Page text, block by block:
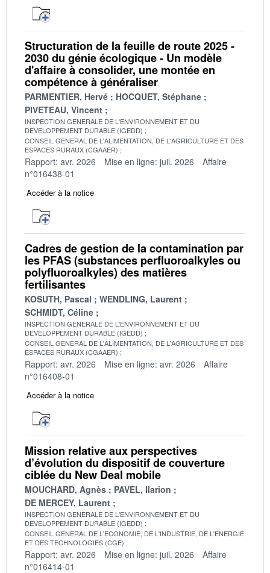
Structuration de la feuille de route 2025 -
2030 du génie écologique - Un modèle
d'affaire à consolider, une montée en
compétence à généraliser
PARMENTIER, Hervé
HOCQUET, Stéphane
PIVETEAU, Vincent
INSPECTION GENERALE DE L'ENVIRONNEMENT ET DU
DEVELOPPEMENT DURABLE (IGEDD)
CONSEIL GENERAL DE L'ALIMENTATION, DE L'AGRICULTURE ET DES
ESPACES RURAUX (CGAAER)
Rapport: avr. 2026 Mise en ligne: juil. 2026
Affaire
n°016438-01
Accéder à la notice
Cadres de gestion de la contamination par
les PFAS (substances perfluoroalkyles ou
polyfluoroalkyles) des matières
fertilisantes
KOSUTH, Pascal
WENDLING, Laurent
SCHMIDT, Céline
INSPECTION GENERALE DE L'ENVIRONNEMENT ET DU
DEVELOPPEMENT DURABLE (IGEDD)
CONSEIL GENERAL DE L'ALIMENTATION, DE L'AGRICULTURE ET DES
ESPACES RURAUX (CGAAER)
Rapport: avr. 2026 Mise en ligne: avr. 2026
Affaire
n°016408-01
Accéder à la notice
Mission relative aux perspectives
d’évolution du dispositif de couverture
ciblée du New Deal mobile
MOUCHARD, Agnès
PAVEL, Ilarion
DE MERCEY, Laurent
INSPECTION GENERALE DE L'ENVIRONNEMENT ET DU
DEVELOPPEMENT DURABLE (IGEDD)
CONSEIL GENERAL DE L'ECONOMIE, DE L'INDUSTRIE, DE L'ENERGIE
ET DES TECHNOLOGIES (CGE)
Rapport: avr. 2026 Mise en ligne: juil. 2026
Affaire
n°016414-01